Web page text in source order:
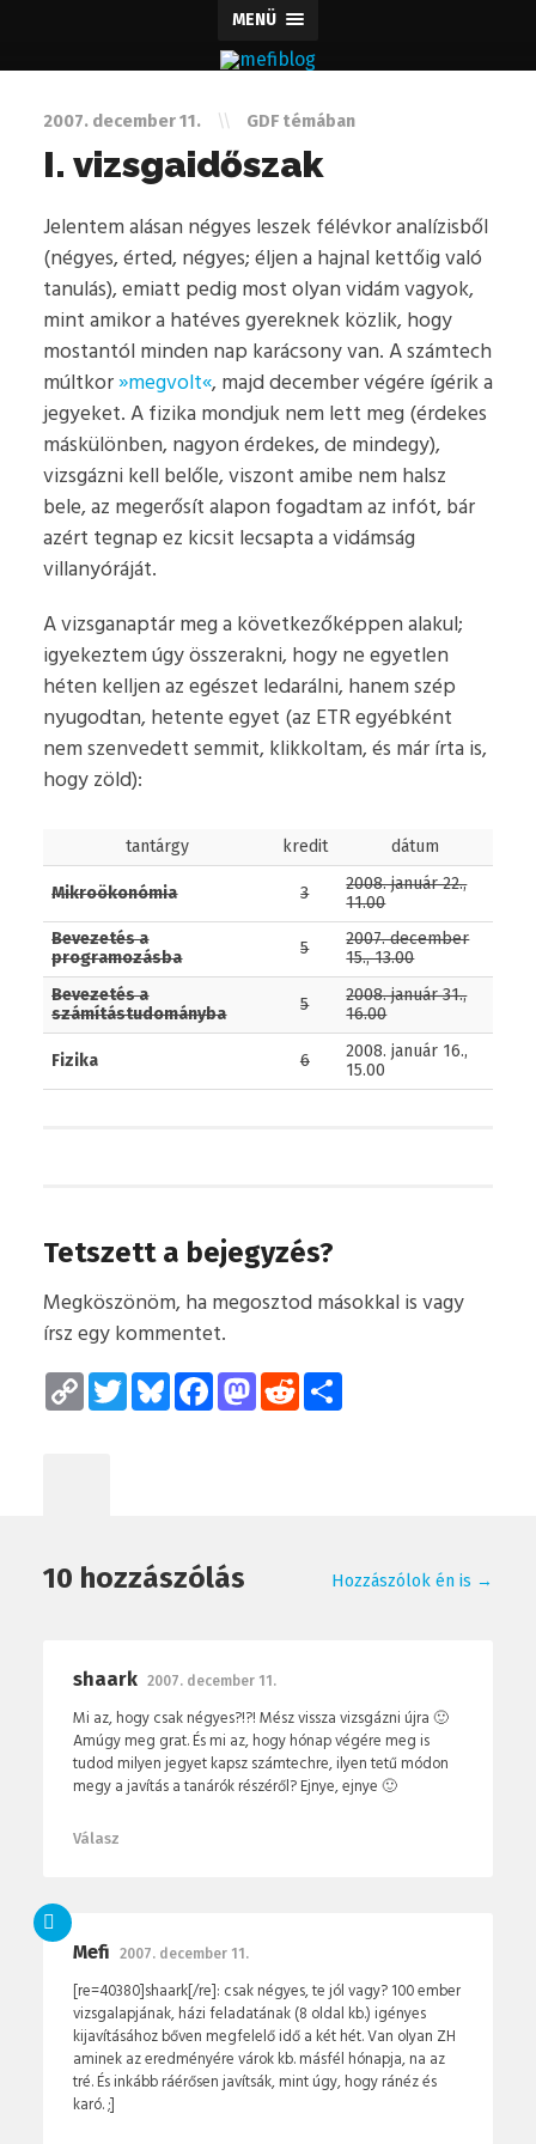
MENÜ
2007. december 11. \\ GDFtémában
I. vizsgaidőszak
Jelentem alásan négyes leszek félévkor analízisből
(négyes, érted, négyes; éljen a hajnal kettőig való
tanulás), emiatt pedig most olyan vidám vagyok,
mint amikor a hatéves gyereknek közlik, hogy
mostantól minden nap karácsony van. A számtech
múltkor»megvolt«, majd december végére ígérik a
jegyeket. A fizika mondjuk nem lett meg (érdekes
máskülönben, nagyon érdekes, de mindegy),
vizsgázni kell belőle, viszont amibe nem halsz
bele, az megerősít alapon fogadtam az infót, bár
azért tegnap ez kicsit lecsapta a vidámság
villanyóráját.
A vizsganaptár meg a következőképpen alakul;
igyekeztem úgy összerakni, hogy ne egyetlen
héten kelljen az egészet ledarálni, hanem szép
nyugodtan, hetente egyet (az ETR egyébként
nem szenvedett semmit, klikkoltam, és már írta is,
hogy zöld):
tantárgy kredit dátum
Mikroökonómia 3
2008. január 22.,
11.00
Bevezetés a
programozásba
5
2007. december
15., 13.00
Bevezetés a
számítástudományba
5
2008. január 31.,
16.00
Fizika 6
2008. január 16.,
15.00
Tetszett a bejegyzés?
Megköszönöm, ha megosztod másokkal is vagy
írsz egy kommentet.
Copy
Link
TwitterBlueskyFacebookMastodon
RedditMegosztás
10 hozzászólás Hozzászólok én is →
shaark 2007. december 11.
Mi az, hogy csak négyes?!?! Mész vissza vizsgázni újra 🙂
Amúgy meg grat. És mi az, hogy hónap végére meg is
tudod milyen jegyet kapsz számtechre, ilyen tetű módon
megy a javítás a tanárók részéről? Ejnye, ejnye 🙂
Válasz
Mefi 2007. december 11.
[re=40380]shaark[/re]: csak négyes, te jól vagy? 100 ember
vizsgalapjának, házi feladatának (8 oldal kb.) igényes
kijavításához bőven megfelelő idő a két hét. Van olyan ZH
aminek az eredményére várok kb. másfél hónapja, na az
tré. És inkább ráérősen javítsák, mint úgy, hogy ránéz és
karó. ;]